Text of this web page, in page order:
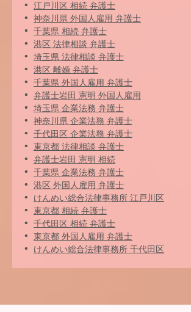
江戸川区 相続 弁護士
神奈川県 外国人雇用 弁護士
千葉県 相続 弁護士
港区 法律相談 弁護士
埼玉県 法律相談 弁護士
港区 離婚 弁護士
千葉県 外国人雇用 弁護士
弁護士岩田 憲明 外国人雇用
埼玉県 企業法務 弁護士
神奈川県 企業法務 弁護士
千代田区 企業法務 弁護士
東京都 法律相談 弁護士
弁護士岩田 憲明 相続
千葉県 企業法務 弁護士
港区 外国人雇用 弁護士
けんめい総合法律事務所 江戸川区
東京都 相続 弁護士
千代田区 相続 弁護士
東京都 外国人雇用 弁護士
けんめい総合法律事務所 千代田区